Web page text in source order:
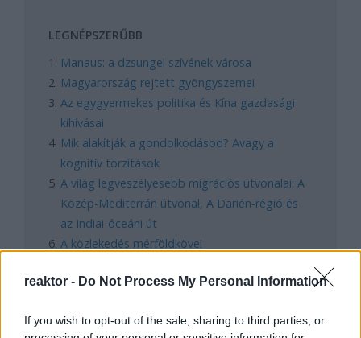
reaktor - Do Not Process My Personal Information
If you wish to opt-out of the sale, sharing to third parties, or
LEGNÉPSZERŰBB
Manaus: a dzsungel szívének városa
Magyarország rejtett gyöngyszemei
Az egygyermekes politika és Kína gazdasági
kihívásai
Mik alakítják a gondolkodásod? Avagy a
kognitív torzítások
A világ legveszélyesebb migrációs útvonalai: A
Közép-Mediterrán útvonal, A Darién-régió és
az Indiai-óceáni út
A közlekedés mérföldkövei
FACEBOOK